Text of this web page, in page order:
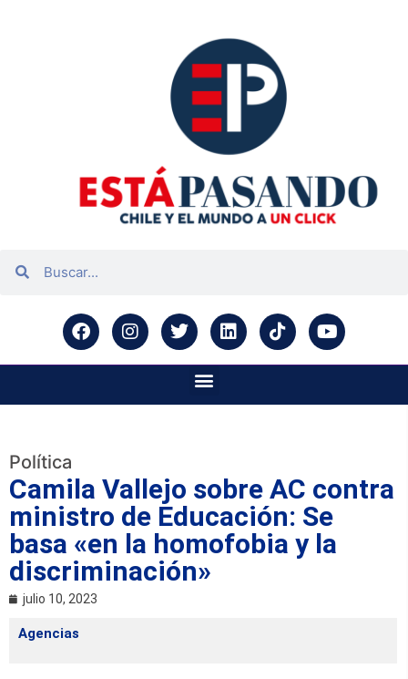
Política
Camila Vallejo sobre AC contra
ministro de Educación: Se
basa «en la homofobia y la
discriminación»
julio 10, 2023
Agencias